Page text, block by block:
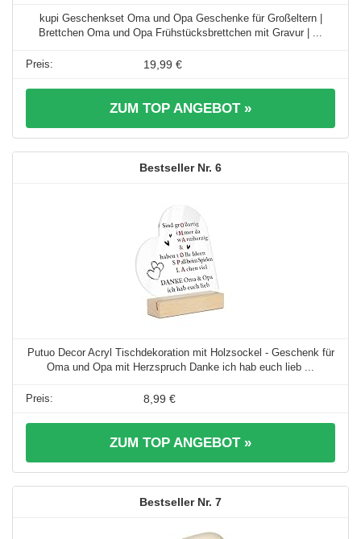
kupi Geschenkset Oma und Opa Geschenke für Großeltern |
Brettchen Oma und Opa Frühstücksbrettchen mit Gravur | ...
19,99 €
ZUM TOP ANGEBOT »
6
Putuo Decor Acryl Tischdekoration mit Holzsockel - Geschenk für
Oma und Opa mit Herzspruch Danke ich hab euch lieb ...
8,99 €
ZUM TOP ANGEBOT »
7